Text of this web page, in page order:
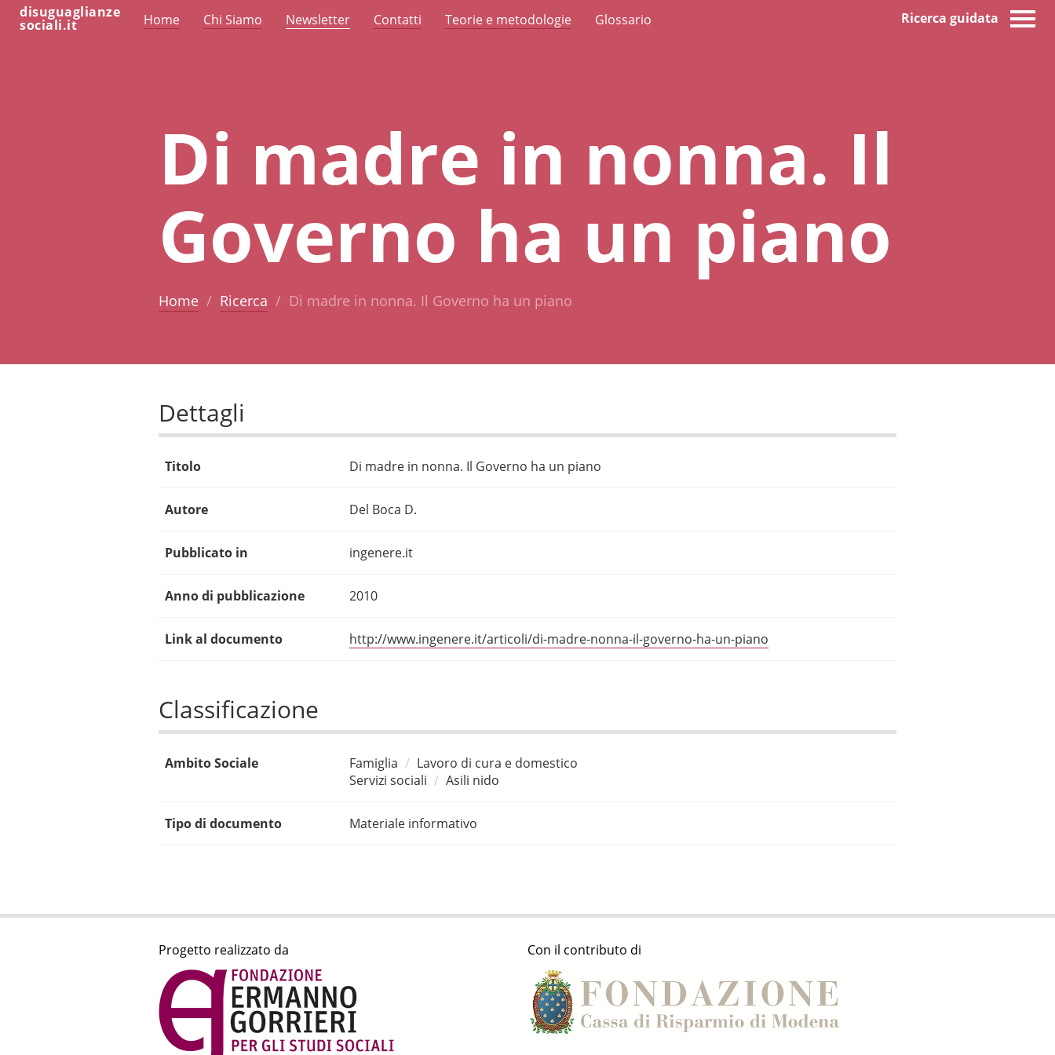
disuguaglianze
sociali.it Home Chi Siamo Newsletter Contatti Teorie e metodologie Glossario Ricerca guidata
Di madre in nonna. Il
Governo ha un piano
Home Ricerca Di madre in nonna. Il Governo ha un piano
Dettagli
Titolo Di madre in nonna. Il Governo ha un piano
Autore Del Boca D.
Pubblicato in ingenere.it
Anno di pubblicazione 2010
Link al documento http://www.ingenere.it/articoli/di-madre-nonna-il-governo-ha-un-piano
Classificazione
Ambito Sociale Famiglia
Lavoro di cura e domestico
Servizi sociali
Asili nido
Tipo di documento Materiale informativo
Progetto realizzato da Con il contributo di